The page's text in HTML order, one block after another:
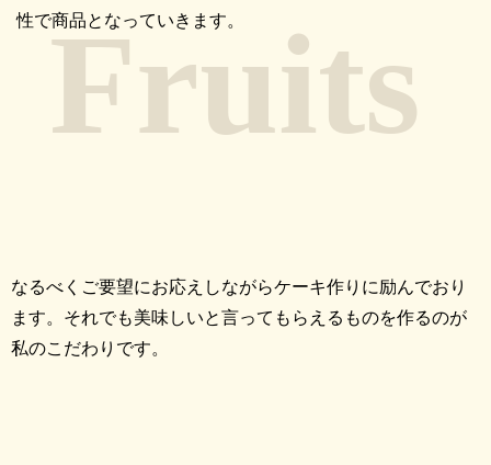
性で商品となっていきます。
なるべくご要望にお応えしながらケーキ作りに励んでおり
ます。それでも美味しいと言ってもらえるものを作るのが
私のこだわりです。